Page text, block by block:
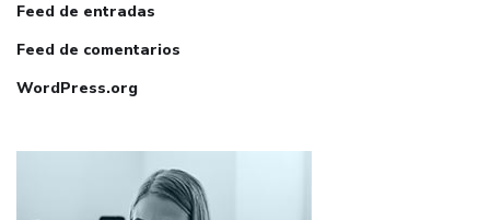
Feed de entradas
Feed de comentarios
WordPress.org